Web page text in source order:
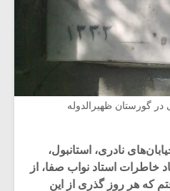
گورستان ظهیرالدوله
نادری، استانبول،
خاطرات استاد نواب صفا، از
که هر روز گذری از این